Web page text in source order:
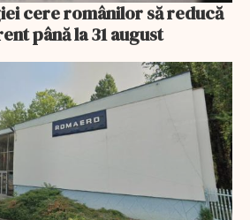
cere românilor să reducă
până la 31 august